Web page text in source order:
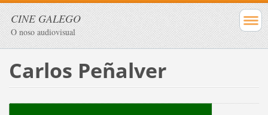
CINE GALEGO
O noso audiovisual
Carlos Peñalver